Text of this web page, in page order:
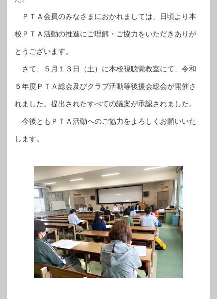
ＰＴＡ会員のみなさまにおかれましては、日頃より本
校ＰＴＡ活動の推進にご理解・ご協力をいただきありが
とうございます。
さて、５月１３日（土）に本校視聴覚教室にて、令和
５年度ＰＴＡ総会及びクラブ活動等後援会総会が開催さ
れました。提出されたすべての議案が承認されました。
今後ともＰＴＡ活動へのご協力をよろしくお願いいた
します。